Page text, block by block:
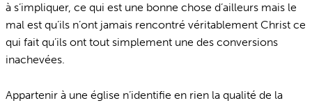
à s’impliquer, ce qui est une bonne chose d’ailleurs mais le
mal est qu’ils n’ont jamais rencontré véritablement Christ ce
qui fait qu’ils ont tout simplement une des conversions
inachevées.
Appartenir à une église n’identifie en rien la qualité de la